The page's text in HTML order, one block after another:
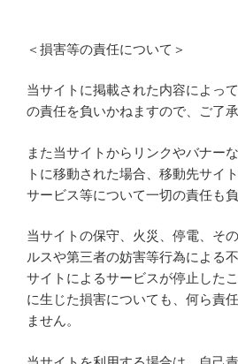
＜損害等の責任について＞
当サイトに掲載された内容によっ
の責任を負いかねますので、ご了承
また当サイトからリンクやバナー
トに移動された場合、移動先サイ
サービス等について一切の責任も負
当サイトの保守、火災、停電、そ
ルスや第三者の妨害等行為による
サイトによるサービスが停止した
に生じた損害についても、何ら責
ません。